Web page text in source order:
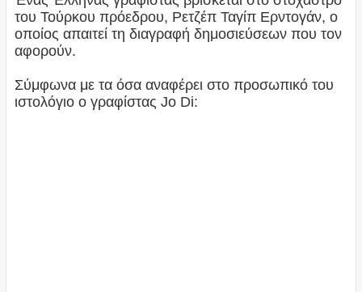
του Τούρκου πρόεδρου, Ρετζέπ Ταγίπ Ερντογάν, ο
οποίος απαιτεί τη διαγραφή δημοσιεύσεων που τον
αφορούν.
Σύμφωνα με τα όσα αναφέρει στο προσωπικό του
ιστολόγιο ο γραφίστας Jo Di: